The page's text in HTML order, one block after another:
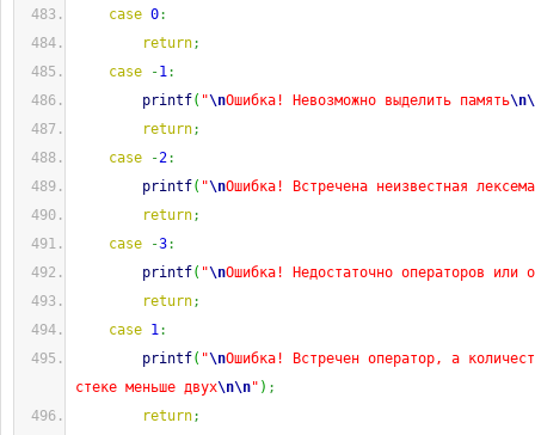
case 0:
return;
case
-1:
printf( "\nОшибка! Невозможно выделить память\n
return;
case
-2:
printf( "\nОшибка! Встречена неизвестная лексема
return;
case
-3:
printf( "\nОшибка! Недостаточно операторов или
return;
case 1:
printf( "\nОшибка! Встречен оператор, а
стеке меньше двух\n\n" ) ;
return;